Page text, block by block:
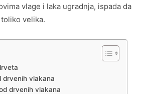
vlage i laka ugradnja, ispada da
velika.
drvenih vlakana
drvenih vlakana